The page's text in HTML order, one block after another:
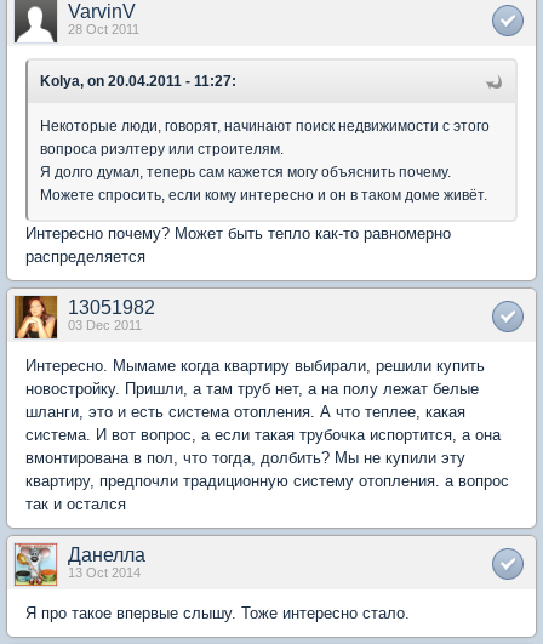
VarvinV
28 Oct 2011
Kolya, on 20.04.2011 - 11:27:
Некоторые люди, говорят, начинают поиск недвижимости с этого
вопроса риэлтеру или строителям.
Я долго думал, теперь сам кажется могу объяснить почему.
Можете спросить, если кому интересно и он в таком доме живёт.
Интересно почему? Может быть тепло как-то равномерно
распределяется
13051982
03 Dec 2011
Интересно. Мымаме когда квартиру выбирали, решили купить
новостройку. Пришли, а там труб нет, а на полу лежат белые
шланги, это и есть система отопления. А что теплее, какая
система. И вот вопрос, а если такая трубочка испортится, а она
вмонтирована в пол, что тогда, долбить? Мы не купили эту
квартиру, предпочли традиционную систему отопления. а вопрос
так и остался
Данелла
13 Oct 2014
Я про такое впервые слышу. Тоже интересно стало.